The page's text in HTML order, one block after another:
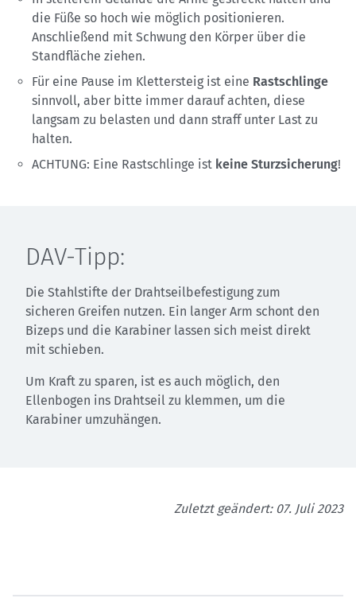
die Füße so hoch wie möglich positionieren.
Anschließend mit Schwung den Körper über die
Standfläche ziehen.
Für eine Pause im Klettersteig ist eine Rastschlinge
sinnvoll, aber bitte immer darauf achten, diese
langsam zu belasten und dann straff unter Last zu
halten.
ACHTUNG: Eine Rastschlinge ist keine Sturzsicherung!
DAV-Tipp:
Die Stahlstifte der Drahtseilbefestigung zum
sicheren Greifen nutzen. Ein langer Arm schont den
Bizeps und die Karabiner lassen sich meist direkt
mit schieben.
Um Kraft zu sparen, ist es auch möglich, den
Ellenbogen ins Drahtseil zu klemmen, um die
Karabiner umzuhängen.
Zuletzt geändert: 07. Juli 2023